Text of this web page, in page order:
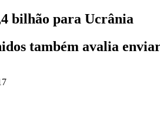
bilhão para Ucrânia
também avalia